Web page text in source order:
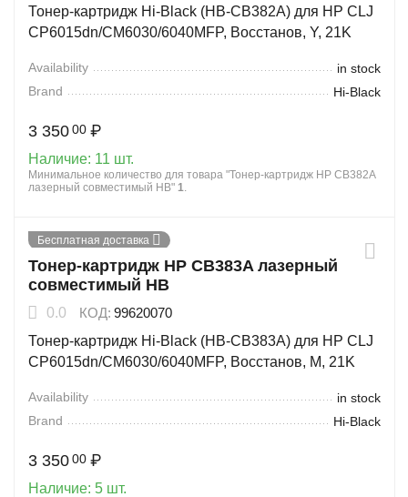
Тонер-картридж Hi-Black (HB-CB382A) для HP CLJ
CP6015dn/CM6030/6040MFP, Восстанов, Y, 21K
Availability
in stock
Brand
Hi-Black
3 350 00 ₽
Наличие: 11 шт.
Минимальное количество для товара "Тонер-картридж HP CB382A
лазерный совместимый HB" 1.
Бесплатная доставка
Тонер-картридж HP CB383A лазерный
совместимый HB
0.0 КОД: 99620070
Тонер-картридж Hi-Black (HB-CB383A) для HP CLJ
CP6015dn/CM6030/6040MFP, Восстанов, M, 21K
Availability
in stock
Brand
Hi-Black
3 350 00 ₽
Наличие: 5 шт.